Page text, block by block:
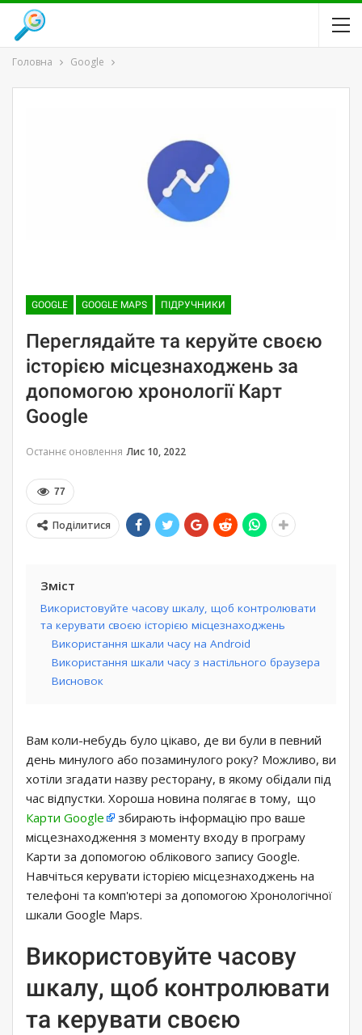
Головна Google
GOOGLE GOOGLE MAPS ПІДРУЧНИКИ
Переглядайте та керуйте своєю
історією місцезнаходжень за
допомогою хронології Карт
Google
Останнє оновлення Лис 10, 2022
77
Поділитися
Зміст
Використовуйте часову шкалу, щоб контролювати
та керувати своєю історією місцезнаходжень
Використання шкали часу на Android
Використання шкали часу з настільного браузера
Висновок
Вам коли-небудь було цікаво, де ви були в певний
день минулого або позаминулого року? Можливо, ви
хотіли згадати назву ресторану, в якому обідали під
час відпустки. Хороша новина полягає в тому, що
Карти Google
збирають інформацію про ваше
місцезнаходження з моменту входу в програму
Карти за допомогою облікового запису Google.
Навчіться керувати історією місцезнаходжень на
телефоні та комп'ютері за допомогою Хронологічної
шкали Google Maps.
Використовуйте часову
шкалу, щоб контролювати
та керувати своєю